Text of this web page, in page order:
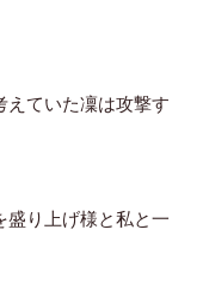
えていた凜は攻撃す
盛り上げ様と私と一